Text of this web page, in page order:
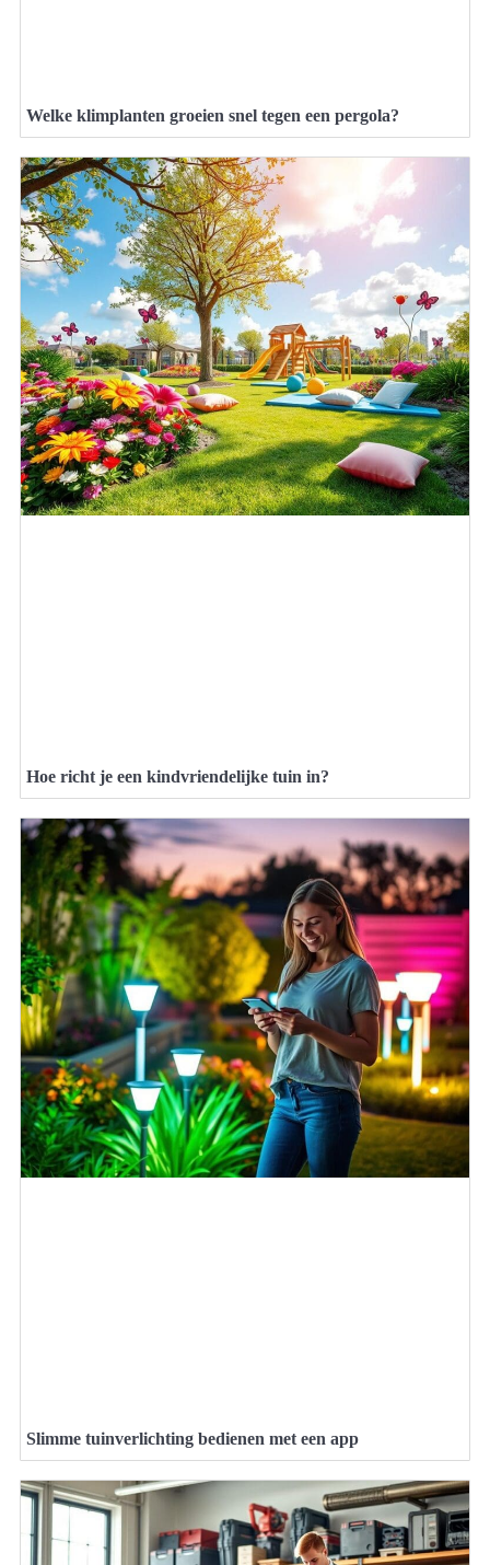
Welke klimplanten groeien snel tegen een pergola?
Hoe richt je een kindvriendelijke tuin in?
Slimme tuinverlichting bedienen met een app